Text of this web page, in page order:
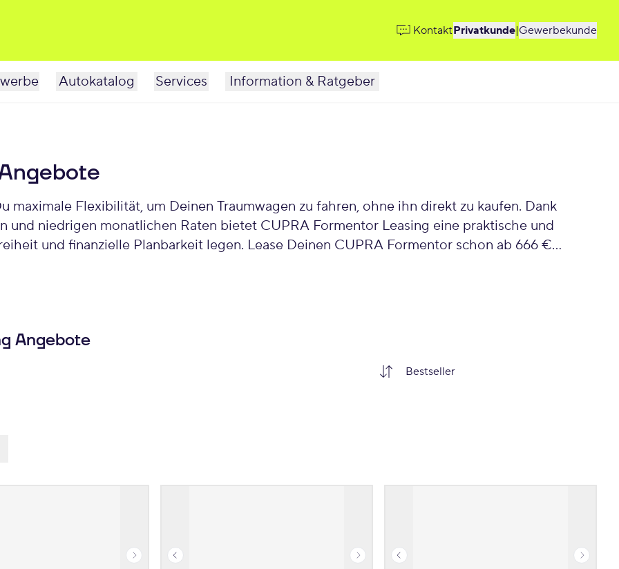
KontaktPrivatkunde|Gewerbekunde
Autokatalog Services Information & Ratgeber
Flexibilität, um Deinen Traumwagen zu fahren, ohne ihn direkt zu kaufen. Dank
niedrigen monatlichen Raten bietet CUPRA Formentor Leasing eine praktische und
und finanzielle Planbarkeit legen. Lease Deinen CUPRA Formentor schon ab 666 €
Angebote